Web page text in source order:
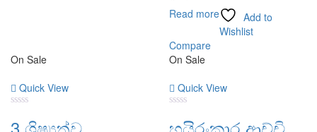
Read more
Add to
Wishlist
Compare
On Sale
Quick View
out
On Sale
Quick View
out